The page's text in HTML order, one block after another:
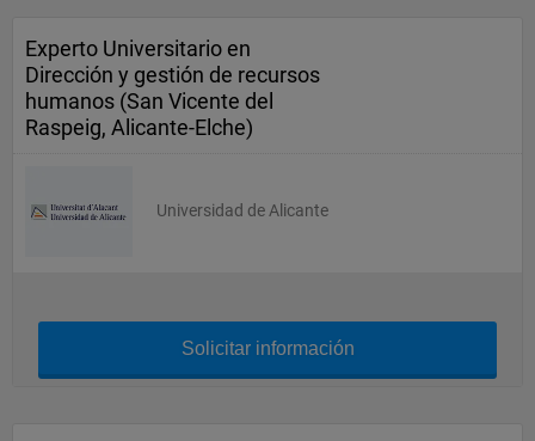
Experto Universitario en
Dirección y gestión de recursos
humanos (San Vicente del
Raspeig, Alicante-Elche)
Universidad de Alicante
Solicitar información